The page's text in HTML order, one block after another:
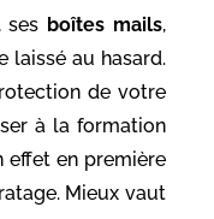
ses boîtes mails,
laissé au hasard.
de votre
à la formation
effet en première
Mieux vaut